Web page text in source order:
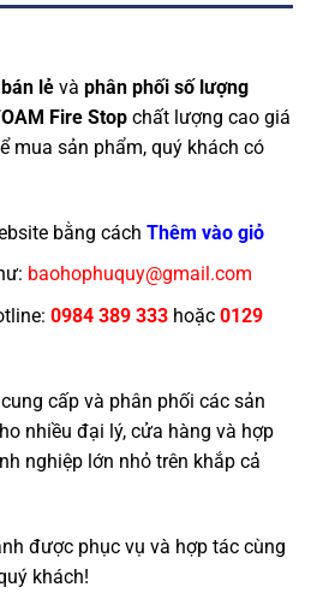
bán lẻ và phân phối số lượng
Fire Stop chất lượng cao giá
mua sản phẩm, quý khách có
bằng cách Thêm vào giỏ
baohophuquy@gmail.com
0984 389 333hoặc 0129
cấp và phân phối các sản
nhiều đại lý, cửa hàng và hợp
nghiệp lớn nhỏ trên khắp cả
được phục vụ và hợp tác cùng
khách!